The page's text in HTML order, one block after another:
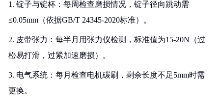
1. 锭子与锭杯：每周检查磨损情况，锭子径向跳动需
≤0.05mm（依据GB/T 24345-2020标准）。
2. 皮带张力：每半月用张力仪检测，标准值为15-20N（过
松易打滑，过紧加速磨损）。
3. 电气系统：每月检查电机碳刷，剩余长度不足5mm时需
更换。